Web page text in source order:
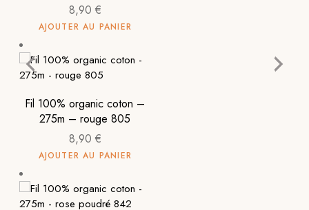
8,90 €
AJOUTER AU PANIER
Fil 100% organic coton –
275m – rouge 805
8,90 €
AJOUTER AU PANIER